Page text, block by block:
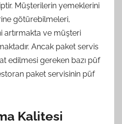
Müşterilerin yemeklerini
götürebilmeleri,
artırmakta ve müşteri
Ancak paket servis
edilmesi gereken bazı püf
paket servisinin püf
Kalitesi